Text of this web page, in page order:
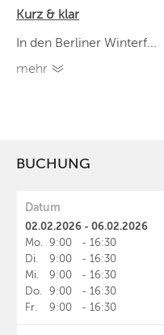
Kurz & klar
In den Berliner Winterf...
mehr
BUCHUNG
Datum
02.02.2026 - 06.02.2026
Mo. 9:00 - 16:30
Di.
9:00 - 16:30
Mi.
9:00 - 16:30
Do.
9:00 - 16:30
Fr.
9:00 - 16:30